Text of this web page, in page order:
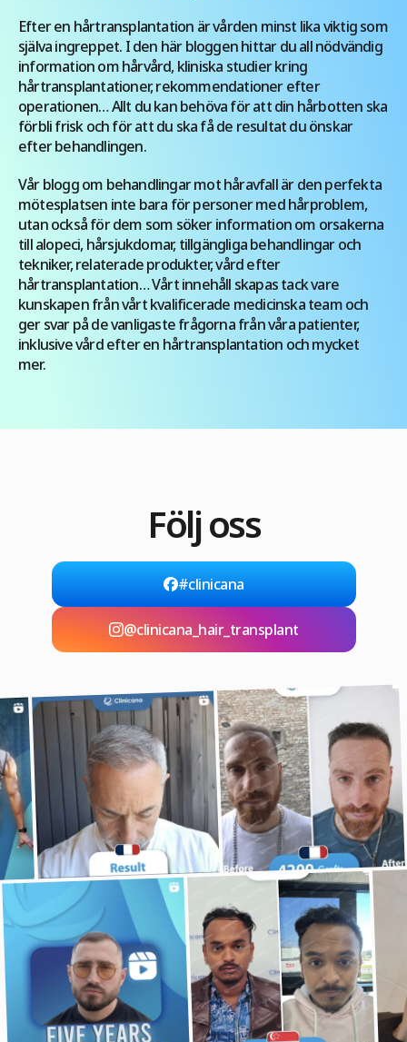
Efter en hårtransplantation är vården minst lika viktig som
själva ingreppet. I den här bloggen hittar du all nödvändig
information om hårvård, kliniska studier kring
hårtransplantationer, rekommendationer efter
operationen… Allt du kan behöva för att din hårbotten ska
förbli frisk och för att du ska få de resultat du önskar
efter behandlingen.
Vår blogg om behandlingar mot håravfall är den perfekta
mötesplatsen inte bara för personer med hårproblem,
utan också för dem som söker information om orsakerna
till alopeci, hårsjukdomar, tillgängliga behandlingar och
tekniker, relaterade produkter, vård efter
hårtransplantation… Vårt innehåll skapas tack vare
kunskapen från vårt kvalificerade medicinska team och
ger svar på de vanligaste frågorna från våra patienter,
inklusive vård efter en hårtransplantation och mycket
mer.
Följ oss
#clinicana
@clinicana_hair_transplant